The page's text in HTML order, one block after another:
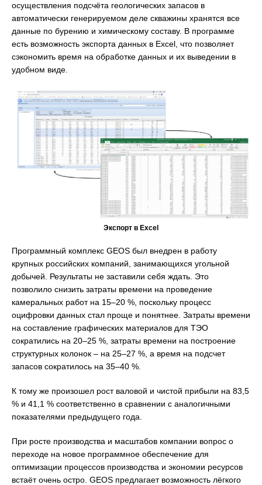
осуществления подсчёта геологических запасов в
автоматически генерируемом деле скважины хранятся все
данные по бурению и химическому составу. В программе
есть возможность экспорта данных в Excel, что позволяет
сэкономить время на обработке данных и их выведении в
удобном виде.
Экспорт в Excel
Программный комплекс GEOS был внедрен в работу
крупных российских компаний, занимающихся угольной
добычей. Результаты не заставили себя ждать. Это
позволило снизить затраты времени на проведение
камеральных работ на 15–20 %, поскольку процесс
оцифровки данных стал проще и понятнее. Затраты времени
на составление графических материалов для ТЭО
сократились на 20–25 %, затраты времени на построение
структурных колонок – на 25–27 %, а время на подсчет
запасов сократилось на 35–40 %.
К тому же произошел рост валовой и чистой прибыли на 83,5
% и 41,1 % соответственно в сравнении с аналогичными
показателями предыдущего года.
При росте производства и масштабов компании вопрос о
переходе на новое программное обеспечение для
оптимизации процессов производства и экономии ресурсов
встаёт очень остро. GEOS предлагает возможность лёгкого